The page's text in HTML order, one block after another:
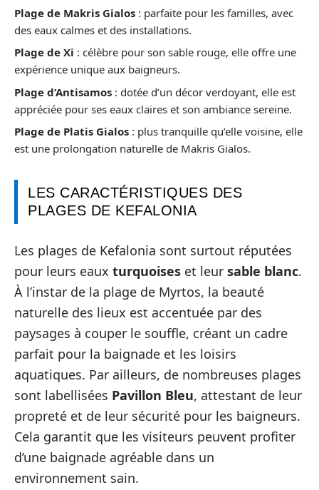
Plage de Makris Gialos : parfaite pour les familles, avec
des eaux calmes et des installations.
Plage de Xi : célèbre pour son sable rouge, elle offre une
expérience unique aux baigneurs.
Plage d’Antisamos : dotée d’un décor verdoyant, elle est
appréciée pour ses eaux claires et son ambiance sereine.
Plage de Platis Gialos : plus tranquille qu’elle voisine, elle
est une prolongation naturelle de Makris Gialos.
LES CARACTÉRISTIQUES DES
PLAGES DE KEFALONIA
Les plages de Kefalonia sont surtout réputées
pour leurs eaux turquoises et leur sable blanc.
À l’instar de la plage de Myrtos, la beauté
naturelle des lieux est accentuée par des
paysages à couper le souffle, créant un cadre
parfait pour la baignade et les loisirs
aquatiques. Par ailleurs, de nombreuses plages
sont labellisées Pavillon Bleu, attestant de leur
propreté et de leur sécurité pour les baigneurs.
Cela garantit que les visiteurs peuvent profiter
d’une baignade agréable dans un
environnement sain.